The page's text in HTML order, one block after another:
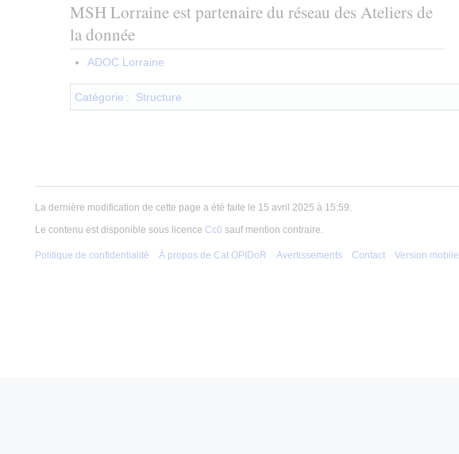
MSH Lorraine est partenaire du réseau des Ateliers de
la donnée
ADOC Lorraine
Catégorie : Structure
La dernière modification de cette page a été faite le 15 avril 2025 à 15:59.
Le contenu est disponible sous licence Cc0 sauf mention contraire.
Politique de confidentialité À propos de Cat OPIDoR Avertissements Contact Version mobile